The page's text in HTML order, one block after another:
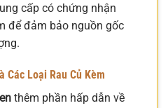
cấp có chứng nhận
để đảm bảo nguồn gốc
Các Loại Rau Củ Kèm
thêm phần hấp dẫn về